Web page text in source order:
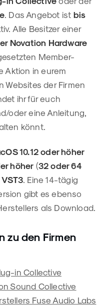
. Das Angebot ist bis
Alle Besitzer einer
Novation Hardware
Member-
Aktion in eurem
Websites der Firmen
ihr für euch
oder eine Anleitung,
könnt.
10.12 oder höher
höher (32 oder 64
VST3. Eine 14-tägig
gibt es ebenso
als Download.
zu den Firmen
in Collective
Sound Collective
Fuse Audio Labs